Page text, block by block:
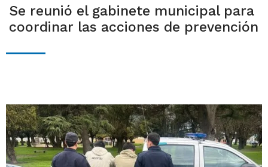
Se reunió el gabinete municipal para
coordinar las acciones de prevención